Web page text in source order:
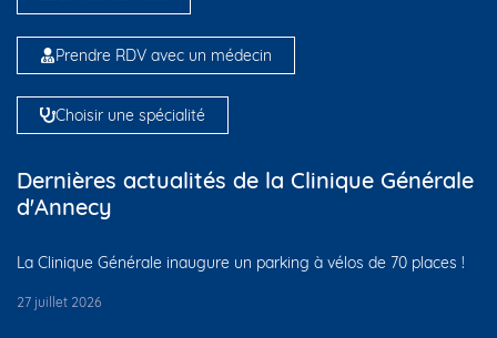
Prendre RDV avec un médecin
Choisir une spécialité
Dernières actualités de la Clinique Générale
d'Annecy
La Clinique Générale inaugure un parking à vélos de 70 places !
27 juillet 2026